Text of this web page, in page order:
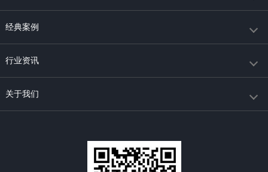
经典案例
行业资讯
关于我们